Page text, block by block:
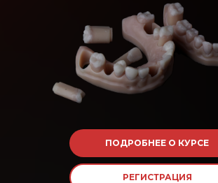
РЕГИСТРАЦИЯ
ПОДРОБНЕЕ О КУРСЕ